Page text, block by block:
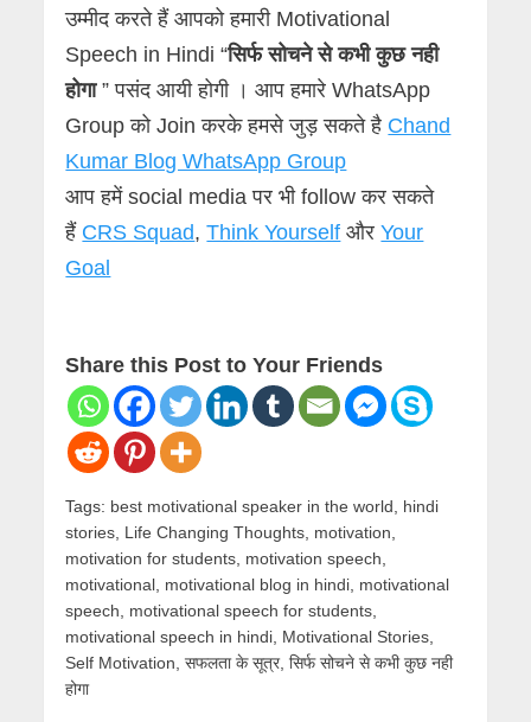
उम्मीद करते हैं आपको हमारी Motivational
Speech in Hindi “सिर्फ सोचने से कभी कुछ नही
होगा” पसंद आयी होगी । आप हमारे WhatsApp
Group को Join करके हमसे जुड़ सकते है Chand
Kumar Blog WhatsApp Group
आप हमें social media पर भी follow कर सकते
हैं CRS Squad,Think Yourself औरYour
Goal
Share this Post to Your Friends
Tags: best motivational speaker in the world
hindi
stories Life Changing Thoughts motivation
motivation for students motivation speech
motivational motivational blog in hindi motivational
speech
motivational speech for students
motivational speech in hindi Motivational Stories
Self Motivation ,सफलता के सूत्र,सिर्फ सोचने से कभी कुछ नही
होगा